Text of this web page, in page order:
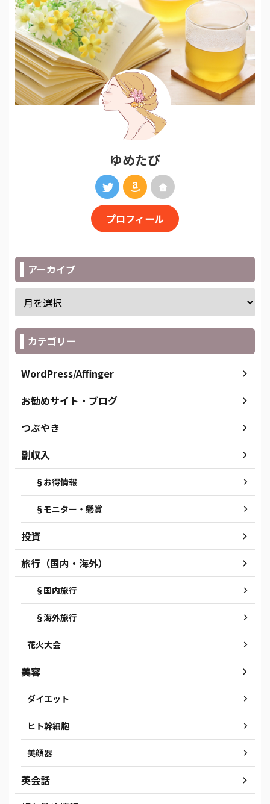
ゆめたび
プロフィール
アーカイブ
カテゴリー
WordPress/Affinger
お勧めサイト・ブログ
つぶやき
副収入
§お得情報
§モニター・懸賞
投資
旅行（国内・海外）
§国内旅行
§海外旅行
花火大会
美容
ダイエット
ヒト幹細胞
美顔器
英会話